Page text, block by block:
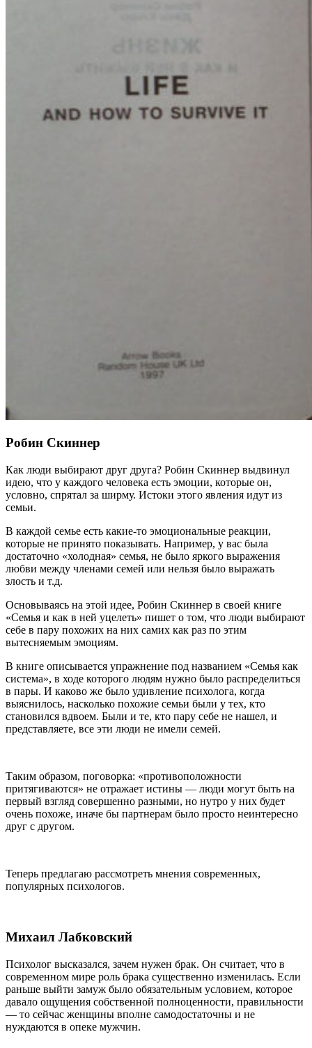
Робин Скиннер
Как люди выбирают друг друга? Робин Скиннер выдвинул
идею, что у каждого человека есть эмоции, которые он,
условно, спрятал за ширму. Истоки этого явления идут из
семьи.
В каждой семье есть какие-то эмоциональные реакции,
которые не принято показывать. Например, у вас была
достаточно «холодная» семья, не было яркого выражения
любви между членами семей или нельзя было выражать
злость и т.д.
Основываясь на этой идее, Робин Скиннер в своей книге
«Семья и как в ней уцелеть» пишет о том, что люди выбирают
себе в пару похожих на них самих как раз по этим
вытесняемым эмоциям.
В книге описывается упражнение под названием «Семья как
система», в ходе которого людям нужно было распределиться
в пары. И каково же было удивление психолога, когда
выяснилось, насколько похожие семьи были у тех, кто
становился вдвоем. Были и те, кто пару себе не нашел, и
представляете, все эти люди не имели семей.
Таким образом, поговорка: «противоположности
притягиваются» не отражает истины — люди могут быть на
первый взгляд совершенно разными, но нутро у них будет
очень похоже, иначе бы партнерам было просто неинтересно
друг с другом.
Теперь предлагаю рассмотреть мнения современных,
популярных психологов.
Михаил Лабковский
Психолог высказался, зачем нужен брак. Он считает, что в
современном мире роль брака существенно изменилась. Если
раньше выйти замуж было обязательным условием, которое
давало ощущения собственной полноценности, правильности
— то сейчас женщины вполне самодостаточны и не
нуждаются в опеке мужчин.